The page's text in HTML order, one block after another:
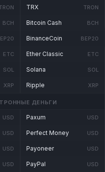
BCH
ETC
SOL
XRP
TRX TRON
Bitcoin Cash BCH
BinanceCoin BEP20
Ether Classic ETC
Solana SOL
Ripple XRP
ДЕНЬГИ
USD
USD
USD
USD
Paxum USD
Perfect Money USD
Payoneer USD
PayPal USD